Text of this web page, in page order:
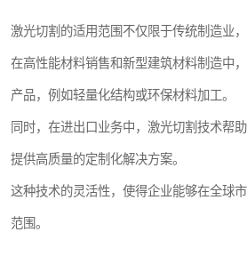
激光切割的适用范围不仅限于传统制造业，
在高性能材料销售和新型建筑材料制造中
产品，例如轻量化结构或环保材料加工。
同时，在进出口业务中，激光切割技术帮
提供高质量的定制化解决方案。
这种技术的灵活性，使得企业能够在全球
范围。